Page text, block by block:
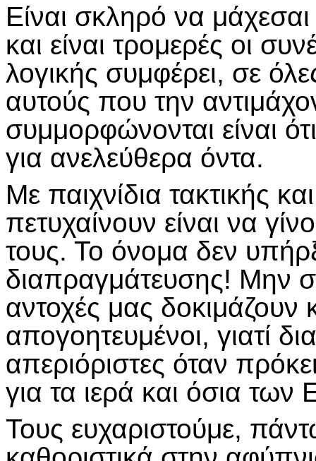
Είναι σκληρό να
και είναι τρομερές οι
λογικής συμφέρει, σε
αυτούς που την
συμμορφώνονται είναι
για ανελεύθερα όντα.
Με παιχνίδια τακτικής
πετυχαίνουν είναι να
τους. Το όνομα δεν
διαπραγμάτευσης! Μην
αντοχές μας δοκιμάζουν
απογοητευμένοι, γιατί
απεριόριστες όταν
για τα ιερά και όσια
Τους ευχαριστούμε,